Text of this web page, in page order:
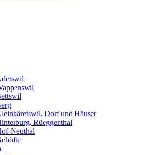
Dorf und Häuser
Rüeggenthal
Neuthal